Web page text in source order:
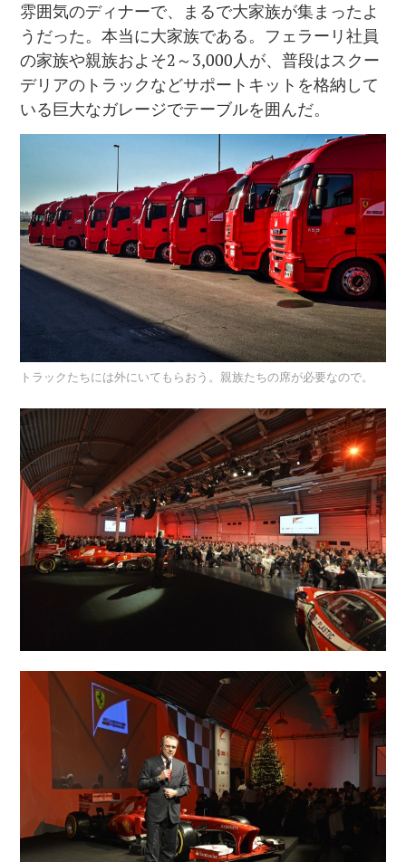
雰囲気のディナーで、まるで大家族が集まったよ
うだった。本当に大家族である。フェラーリ社員
の家族や親族およそ2～3,000人が、普段はスクー
デリアのトラックなどサポートキットを格納して
いる巨大なガレージでテーブルを囲んだ。
トラックたちには外にいてもらおう。親族たちの席が必要なので。